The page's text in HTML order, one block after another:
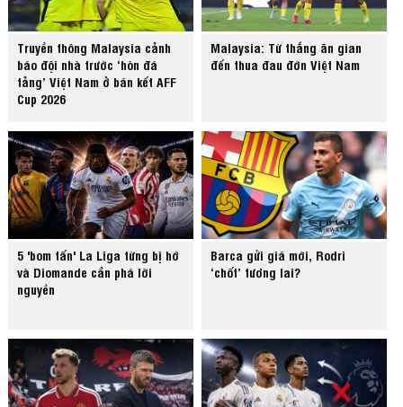
Truyền thông Malaysia cảnh
báo đội nhà trước ‘hòn đá
tảng’ Việt Nam ở bán kết AFF
Cup 2026
Malaysia: Từ thắng ăn gian
đến thua đau đớn Việt Nam
5 'bom tấn' La Liga từng bị hớ
và Diomande cần phá lời
nguyền
Barca gửi giá mới, Rodri
‘chốt’ tương lai?